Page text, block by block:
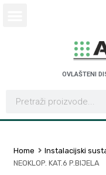
OVLAŠTENI
Home Instalacijski
NEOKLOP. KAT.6 P.BIJELA